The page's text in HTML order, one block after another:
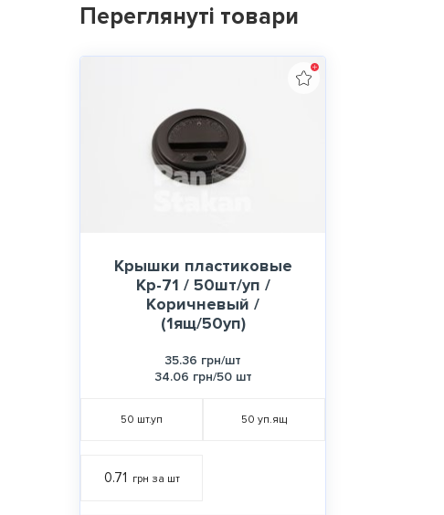
Переглянуті товари
Крышки пластиковые
Кр-71 / 50шт/уп /
Коричневый /
(1ящ/50уп)
35.36 грн/шт
34.06 грн/50 шт
50 шт.уп 50 уп.ящ
0.71 грн за шт